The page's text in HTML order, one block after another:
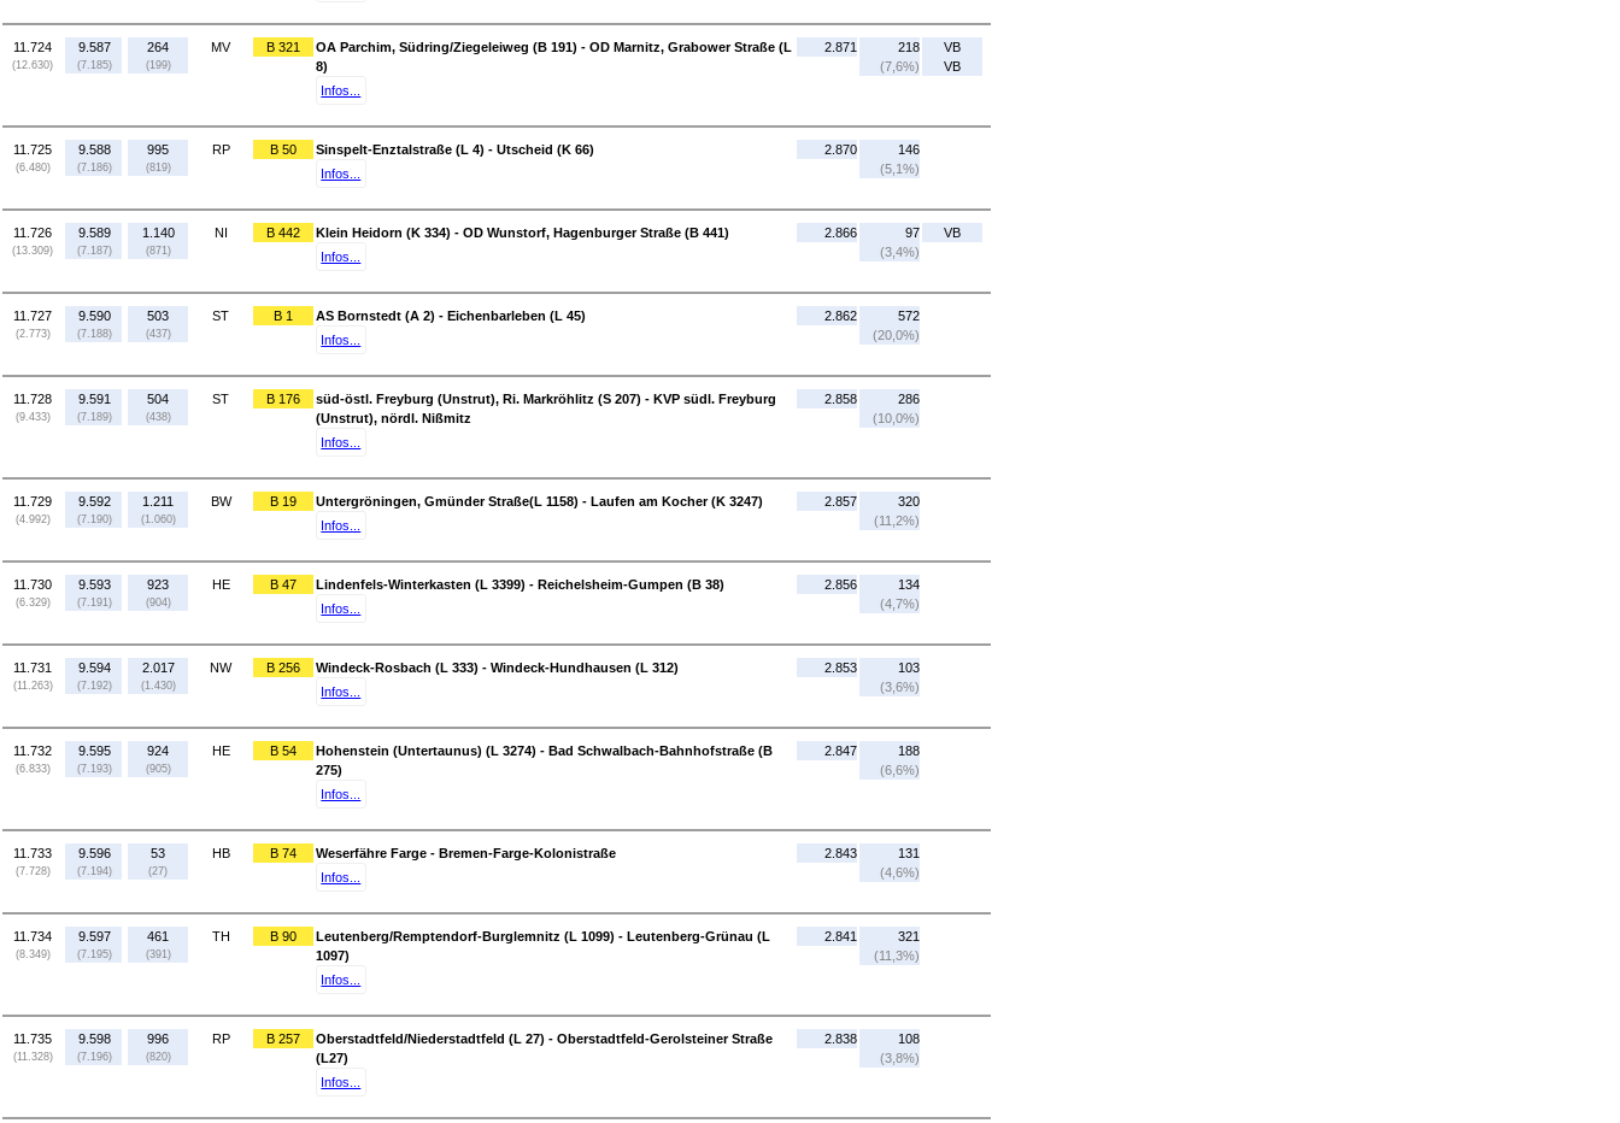
11.724
(12.630)
9.587
(7.185)
264
(199)
MV B 321
OA Parchim, Südring/Ziegeleiweg (B 191) - OD Marnitz, Grabower Straße (L
8)
Infos...
2.871
218
(7,6%)
VB
VB
11.725
(6.480)
9.588
(7.186)
995
(819)
RP B 50
Sinspelt-Enztalstraße (L 4) - Utscheid (K 66)
Infos...
2.870
146
(5,1%)
11.726
(13.309)
9.589
(7.187)
1.140
(871)
NI B 442
Klein Heidorn (K 334) - OD Wunstorf, Hagenburger Straße (B 441)
Infos...
2.866
97
(3,4%)
VB
11.727
(2.773)
9.590
(7.188)
503
(437)
ST B 1
AS Bornstedt (A 2) - Eichenbarleben (L 45)
Infos...
2.862
572
(20,0%)
11.728
(9.433)
9.591
(7.189)
504
(438)
ST B 176
süd-östl. Freyburg (Unstrut), Ri. Markröhlitz (S 207) - KVP südl. Freyburg
(Unstrut), nördl. Nißmitz
Infos...
2.858
286
(10,0%)
11.729
(4.992)
9.592
(7.190)
1.211
(1.060)
BW B 19
Untergröningen, Gmünder Straße(L 1158) - Laufen am Kocher (K 3247)
Infos...
2.857
320
(11,2%)
11.730
(6.329)
9.593
(7.191)
923
(904)
HE B 47
Lindenfels-Winterkasten (L 3399) - Reichelsheim-Gumpen (B 38)
Infos...
2.856
134
(4,7%)
11.731
(11.263)
9.594
(7.192)
2.017
(1.430)
NW B 256
Windeck-Rosbach (L 333) - Windeck-Hundhausen (L 312)
Infos...
2.853
103
(3,6%)
11.732
(6.833)
9.595
(7.193)
924
(905)
HE B 54
Hohenstein (Untertaunus) (L 3274) - Bad Schwalbach-Bahnhofstraße (B
275)
Infos...
2.847
188
(6,6%)
11.733
(7.728)
9.596
(7.194)
53
(27)
HB B 74
Weserfähre Farge - Bremen-Farge-Kolonistraße
Infos...
2.843
131
(4,6%)
11.734
(8.349)
9.597
(7.195)
461
(391)
TH B 90
Leutenberg/Remptendorf-Burglemnitz (L 1099) - Leutenberg-Grünau (L
1097)
Infos...
2.841
321
(11,3%)
11.735
(11.328)
9.598
(7.196)
996
(820)
RP B 257
Oberstadtfeld/Niederstadtfeld (L 27) - Oberstadtfeld-Gerolsteiner Straße
(L27)
Infos...
2.838
108
(3,8%)